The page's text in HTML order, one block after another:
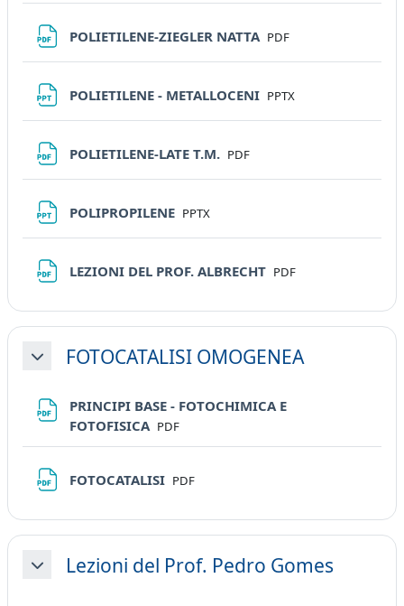
POLIETILENE-ZIEGLER NATTA File
PDF
POLIETILENE - METALLOCENI File
PPTX
POLIETILENE-LATE T.M. File
PDF
POLIPROPILENE File
PPTX
LEZIONI DEL PROF. ALBRECHT File
PDF
MinimizzaFOTOCATALISI OMOGENEA
PRINCIPI BASE - FOTOCHIMICA E
FOTOFISICA File
PDF
FOTOCATALISI File
PDF
MinimizzaLezioni del Prof. Pedro Gomes